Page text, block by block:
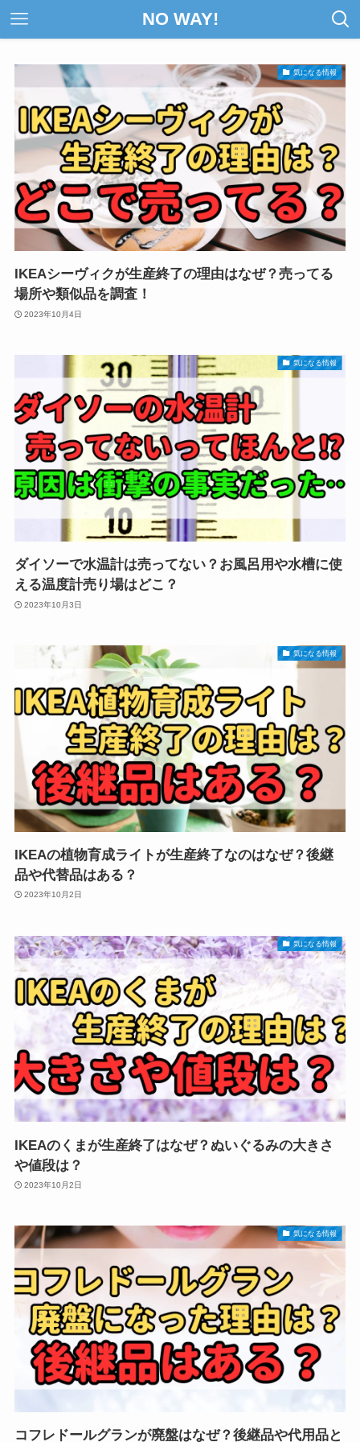
NO WAY!
気になる情報
IKEAシーヴィクが生産終了の理由はなぜ？売ってる
場所や類似品を調査！
2023年10月4日
気になる情報
ダイソーで水温計は売ってない？お風呂用や水槽に使
える温度計売り場はどこ？
2023年10月3日
気になる情報
IKEAの植物育成ライトが生産終了なのはなぜ？後継
品や代替品はある？
2023年10月2日
気になる情報
IKEAのくまが生産終了はなぜ？ぬいぐるみの大きさ
や値段は？
2023年10月2日
気になる情報
コフレドールグランが廃盤はなぜ？後継品や代用品と